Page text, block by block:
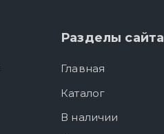
Разделы сайта
Главная
Каталог
В наличии